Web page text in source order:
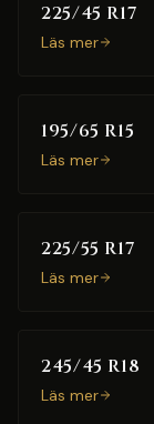
225/45 R17
Läs mer
195/65 R15
Läs mer
225/55 R17
Läs mer
245/45 R18
Läs mer